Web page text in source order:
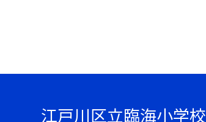
江戸川区立臨海小学校